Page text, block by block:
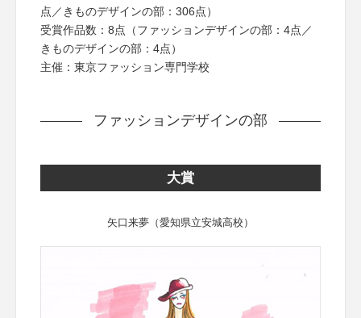
点／きものデザインの部：306点）
受賞作品数：8点（ファッションデザインの部：4点／
きものデザインの部：4点）
主催：東京ファッション専門学校
ファッションデザインの部
大賞
矢口来夢（愛知県立安城高校）